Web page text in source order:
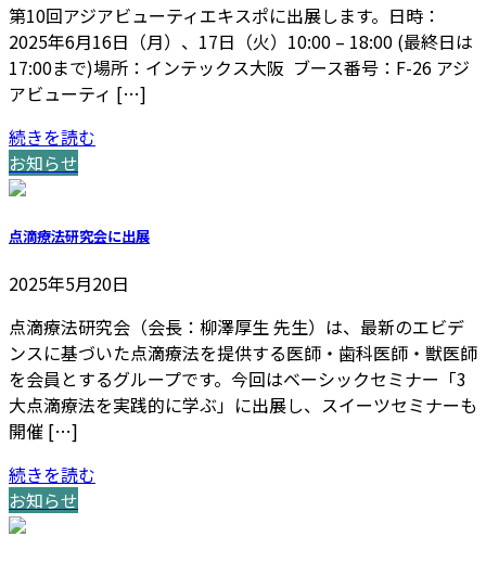
第10回アジアビューティエキスポに出展します。日時：
2025年6月16日（月）、17日（火）10:00 – 18:00 (最終日は
17:00まで)場所：インテックス大阪 ブース番号：F-26 アジ
アビューティ […]
続きを読む
お知らせ
点滴療法研究会に出展
2025年5月20日
点滴療法研究会（会長：柳澤厚生 先生）は、最新のエビデ
ンスに基づいた点滴療法を提供する医師・歯科医師・獣医師
を会員とするグループです。今回はベーシックセミナー「3
大点滴療法を実践的に学ぶ」に出展し、スイーツセミナーも
開催 […]
続きを読む
お知らせ